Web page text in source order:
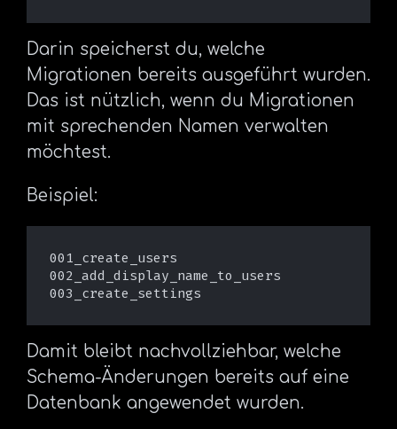
Darin speicherst du, welche
Migrationen bereits ausgeführt wurden.
Das ist nützlich, wenn du Migrationen
mit sprechenden Namen verwalten
möchtest.
Beispiel:
001_create_users
002_add_display_name_to_users
Damit bleibt nachvollziehbar, welche
Schema-Änderungen bereits auf eine
Datenbank angewendet wurden.